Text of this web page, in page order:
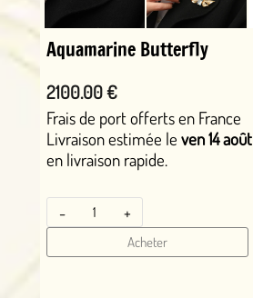
Aquamarine Butterfly
2100.00 €
Frais de port offerts en France
Livraison estimée le ven 14 août
en livraison rapide.
- +
Acheter